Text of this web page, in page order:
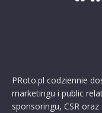
PRoto.pl codziennie
marketingu i public
sponsoringu, CSR